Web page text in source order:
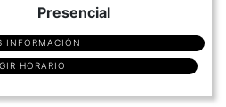
Presencial
INFORMACIÓN
HORARIO